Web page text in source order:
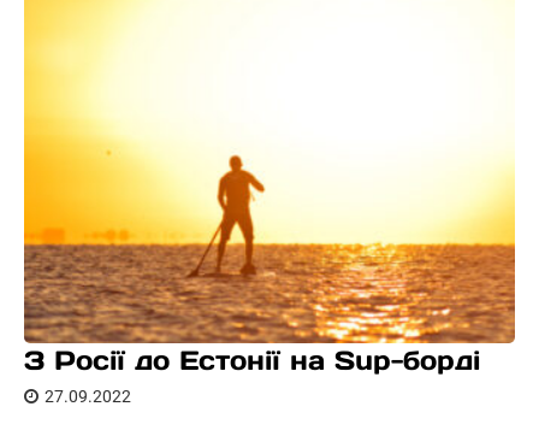
З Росії до Естонії на Sup-борді
27.09.2022